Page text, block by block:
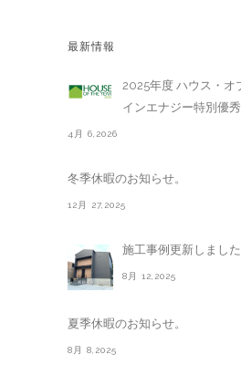
最新情報
2025年度 ハウス・オ
インエナジー特別優
4月 6,2026
冬季休暇のお知らせ。
12月 27,2025
施工事例更新しました
8月 12,2025
夏季休暇のお知らせ。
8月 8,2025